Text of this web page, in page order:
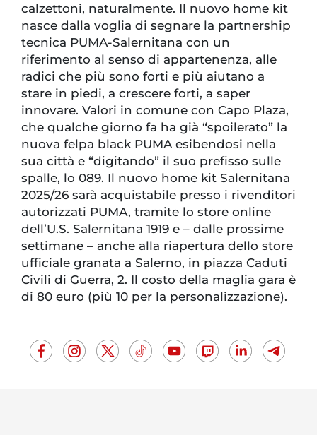
calzettoni, naturalmente. Il nuovo home kit
nasce dalla voglia di segnare la partnership
tecnica PUMA-Salernitana con un
riferimento al senso di appartenenza, alle
radici che più sono forti e più aiutano a
stare in piedi, a crescere forti, a saper
innovare. Valori in comune con Capo Plaza,
che qualche giorno fa ha già “spoilerato” la
nuova felpa black PUMA esibendosi nella
sua città e “digitando” il suo prefisso sulle
spalle, lo 089. Il nuovo home kit Salernitana
2025/26 sarà acquistabile presso i rivenditori
autorizzati PUMA, tramite lo store online
dell’U.S. Salernitana 1919 e – dalle prossime
settimane – anche alla riapertura dello store
ufficiale granata a Salerno, in piazza Caduti
Civili di Guerra, 2. Il costo della maglia gara è
di 80 euro (più 10 per la personalizzazione).